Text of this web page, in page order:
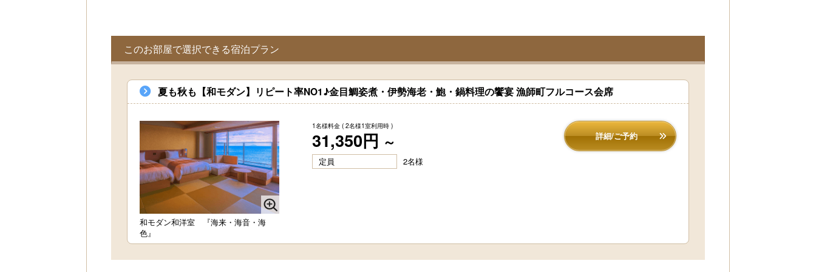
このお部屋で選択できる宿泊プラン
夏も秋も【和モダン】リピート率NO1♪金目鯛姿煮・伊勢海老・鮑・鍋料理の饗宴 漁師町フルコース会席
和モダン和洋室 『海来・海音・海
色』
1名様料金 ( 2名様1室利用時 )
31,350円 ～ 詳細/ご予約
定員 2名様